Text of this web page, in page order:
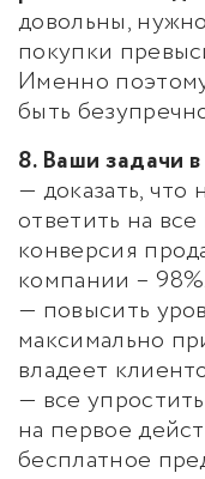
довольны,
покупки
Именно
быть
8. Ваши задачи
— доказать,
ответить на
конверсия
компании – 98%.
— повысить
максимально
владеет
— все
на первое
бесплатное